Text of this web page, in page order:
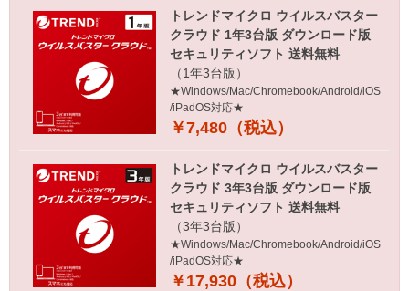
トレンドマイクロ ウイルスバスター
クラウド 1年3台版 ダウンロード版
セキュリティソフト 送料無料
（1年3台版）
★Windows/Mac/Chromebook/Android/iOS
/iPadOS対応★
￥7,480（税込）
トレンドマイクロ ウイルスバスター
クラウド 3年3台版 ダウンロード版
セキュリティソフト 送料無料
（3年3台版）
★Windows/Mac/Chromebook/Android/iOS
/iPadOS対応★
￥17,930（税込）